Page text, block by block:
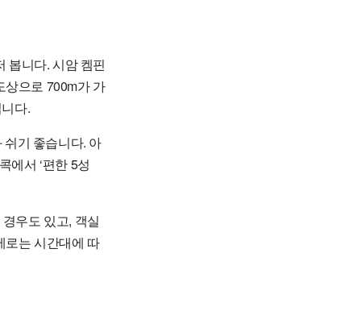
봅니다. 시암 켐핀
상으로 700m가 가
다.
기 좋습니다. 아
에서 ‘편한 5성
우도 있고, 객실
로는 시간대에 따